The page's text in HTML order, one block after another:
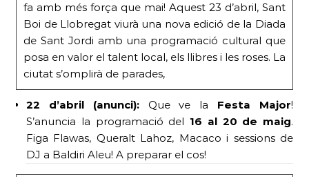
fa amb més força que mai! Aquest 23 d’abril, Sant
Boi de Llobregat viurà una nova edició de la Diada
de Sant Jordi amb una programació cultural que
posa en valor el talent local, els llibres i les roses. La
ciutat s’omplirà de parades,
22 d’abril (anunci):Que ve la Festa Major!
S’anuncia la programació del 16 al 20 de maig.
Figa Flawas, Queralt Lahoz, Macaco i sessions de
DJ a Baldiri Aleu! A preparar el cos!